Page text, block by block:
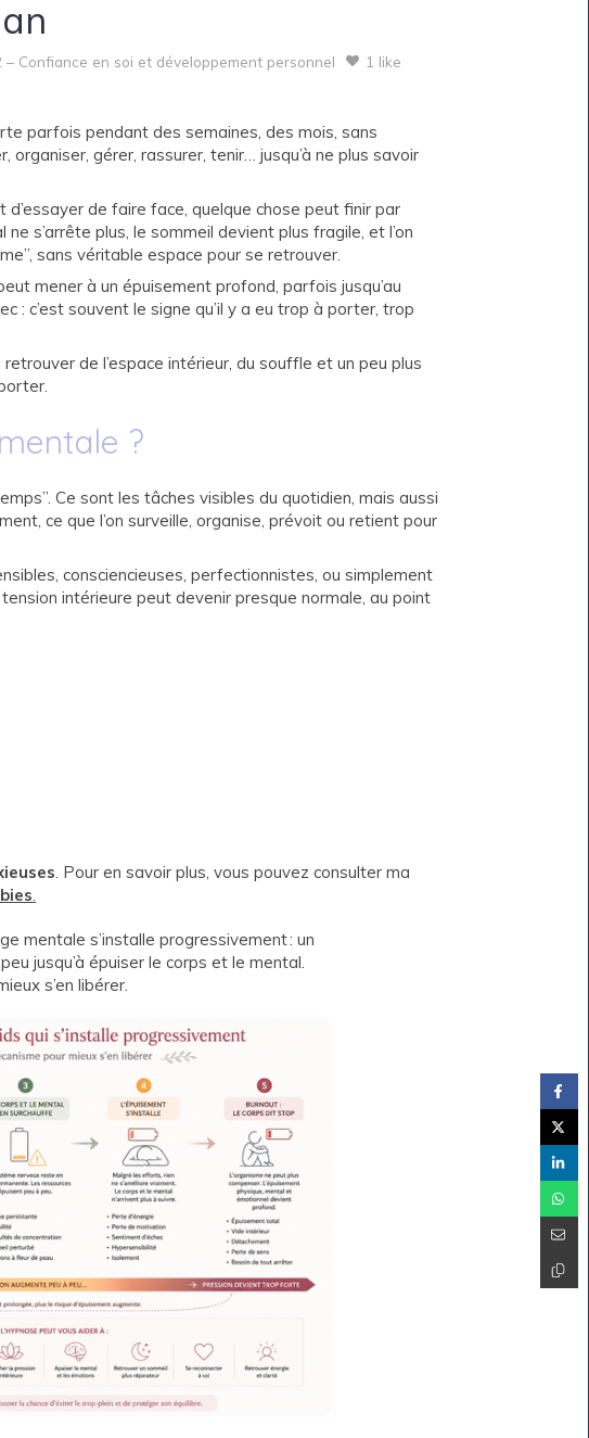
– Confiance en soi et développement personnel 1 like
parfois pendant des semaines, des mois, sans
organiser, gérer, rassurer, tenir… jusqu’à ne plus savoir
de faire face, quelque chose peut finir par
s’arrête plus, le sommeil devient plus fragile, et l’on
sans véritable espace pour se retrouver.
mener à un épuisement profond, parfois jusqu’au
: c’est souvent le signe qu’il y a eu trop à porter, trop
de l’espace intérieur, du souffle et un peu plus
?
Ce sont les tâches visibles du quotidien, mais aussi
ce que l’on surveille, organise, prévoit ou retient pour
consciencieuses, perfectionnistes, ou simplement
intérieure peut devenir presque normale, au point
. Pour en savoir plus, vous pouvez consulter ma
.
mentale s’installe progressivement : un
jusqu’à épuiser le corps et le mental.
s’en libérer.